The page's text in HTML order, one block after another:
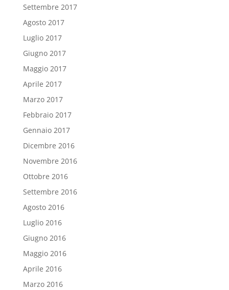
Settembre 2017
Agosto 2017
Luglio 2017
Giugno 2017
Maggio 2017
Aprile 2017
Marzo 2017
Febbraio 2017
Gennaio 2017
Dicembre 2016
Novembre 2016
Ottobre 2016
Settembre 2016
Agosto 2016
Luglio 2016
Giugno 2016
Maggio 2016
Aprile 2016
Marzo 2016